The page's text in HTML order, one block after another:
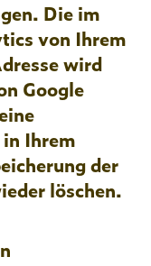
Die im
von Ihrem
wird
Google
Ihrem
der
löschen.